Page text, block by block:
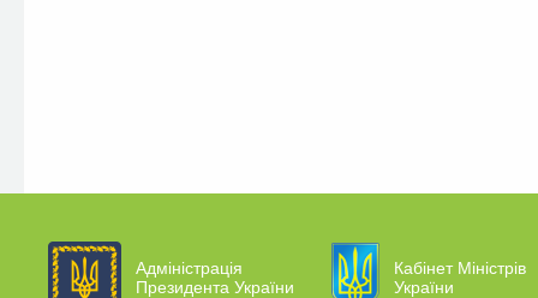
Адміністрація
Президента України
Кабінет Міністрів
України